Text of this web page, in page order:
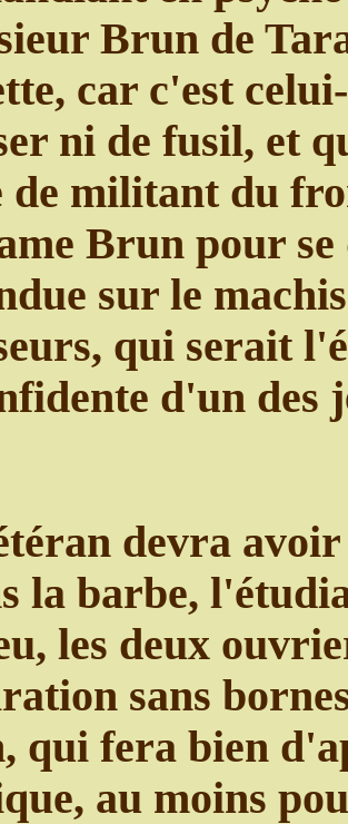
Brun de
car c'est
ni de fusil, et
de militant du
Brun pour
sur le
qui serait
d'un des
devra
la barbe,
les deux
sans
qui fera bien
au moins